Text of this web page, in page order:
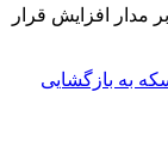
مدار افزایش قرار